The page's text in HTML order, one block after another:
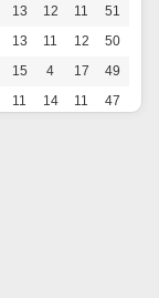
13 12 11
51
13 11 12
50
15 4 17
49
11 14 11
47